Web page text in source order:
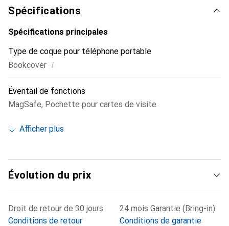
clientèle exigeante.
Spécifications
Spécifications principales
Type de coque pour téléphone portable
Bookcover i
Éventail de fonctions
MagSafe, Pochette pour cartes de visite
Afficher plus
Évolution du prix
Droit de retour de 30 jours
Conditions de retour
24 mois Garantie (Bring-in)
Conditions de garantie